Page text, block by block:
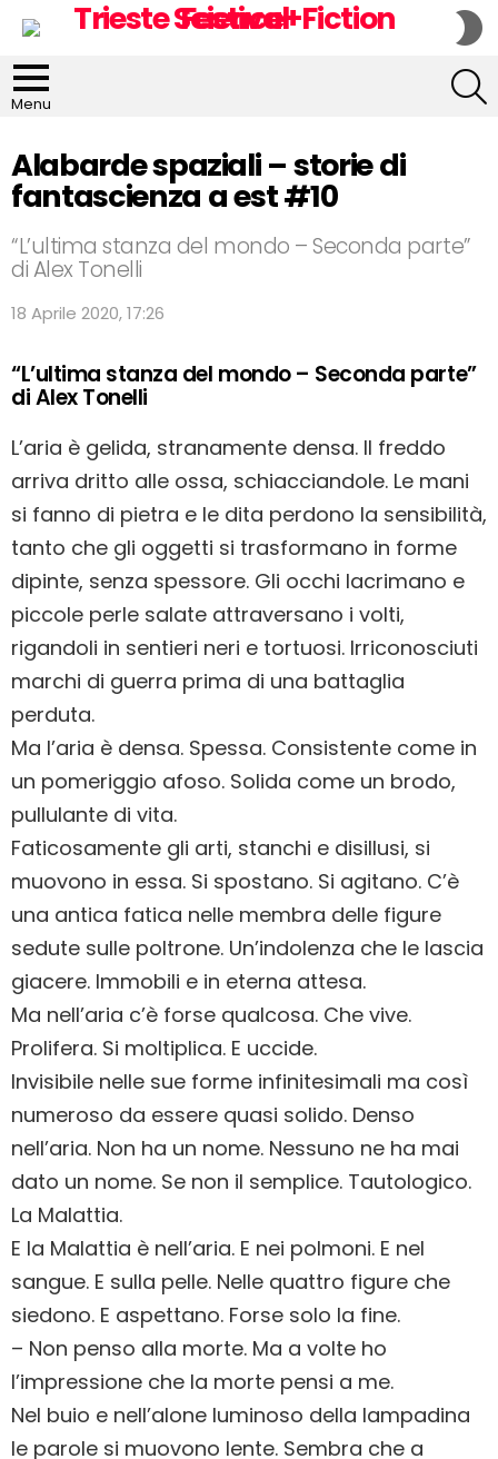
Menu
Alabarde spaziali – storie di
fantascienza a est #10
“L’ultima stanza del mondo – Seconda parte”
di Alex Tonelli
18 Aprile 2020, 17:26
“L’ultima stanza del mondo – Seconda parte”
di Alex Tonelli
L’aria è gelida, stranamente densa. Il freddo
arriva dritto alle ossa, schiacciandole. Le mani
si fanno di pietra e le dita perdono la sensibilità,
tanto che gli oggetti si trasformano in forme
dipinte, senza spessore. Gli occhi lacrimano e
piccole perle salate attraversano i volti,
rigandoli in sentieri neri e tortuosi. Irriconosciuti
marchi di guerra prima di una battaglia
perduta.
Ma l’aria è densa. Spessa. Consistente come in
un pomeriggio afoso. Solida come un brodo,
pullulante di vita.
Faticosamente gli arti, stanchi e disillusi, si
muovono in essa. Si spostano. Si agitano. C’è
una antica fatica nelle membra delle figure
sedute sulle poltrone. Un’indolenza che le lascia
giacere. Immobili e in eterna attesa.
Ma nell’aria c’è forse qualcosa. Che vive.
Prolifera. Si moltiplica. E uccide.
Invisibile nelle sue forme infinitesimali ma così
numeroso da essere quasi solido. Denso
nell’aria. Non ha un nome. Nessuno ne ha mai
dato un nome. Se non il semplice. Tautologico.
La Malattia.
E la Malattia è nell’aria. E nei polmoni. E nel
sangue. E sulla pelle. Nelle quattro figure che
siedono. E aspettano. Forse solo la fine.
– Non penso alla morte. Ma a volte ho
l’impressione che la morte pensi a me.
Nel buio e nell’alone luminoso della lampadina
le parole si muovono lente. Sembra che a